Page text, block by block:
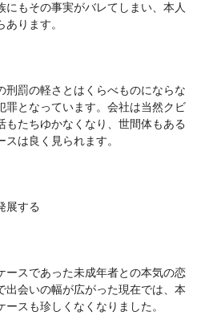
にもその事実がバレてしまい、本人
ります。
刑罰の軽さとはくらべものにならな
罪となっています。会社は当然クビ
もたちゆかなくなり、世間体もある
は良く見られます。
展する
ースであった未成年者との本気の恋
出会いの幅が広がった現在では、本
スも珍しくなくなりました。